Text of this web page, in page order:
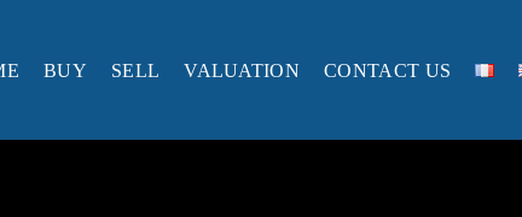
BUY SELL VALUATION CONTACT US